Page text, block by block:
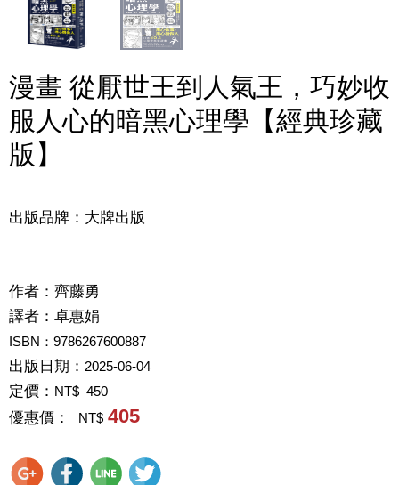
漫畫 從厭世王到人氣王，巧妙收
服人心的暗黑心理學【經典珍藏
版】
出版品牌：大牌出版
作者： 齊藤勇
譯者： 卓惠娟
ISBN：9786267600887
出版日期： 2025-06-04
定價： NT$ 450
優惠價： NT$ 405